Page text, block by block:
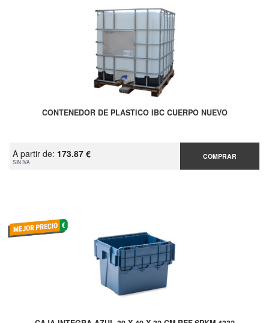
CONTENEDOR DE PLASTICO IBC CUERPO NUEVO
A partir de: 173.87 €
SIN IVA
COMPRAR